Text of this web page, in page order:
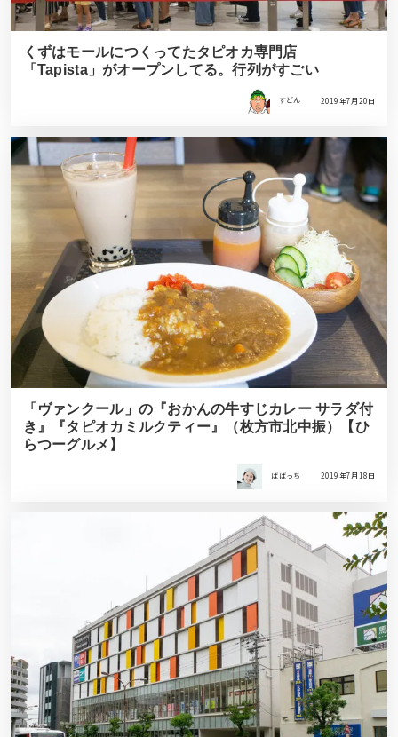
くずはモールにつくってたタピオカ専門店
「Tapista」がオープンしてる。行列がすごい
すどん 2019年7月20日
「ヴァンクール」の『おかんの牛すじカレー サラダ付
き』『タピオカミルクティー』（枚方市北中振）【ひ
らつーグルメ】
ばばっち 2019年7月18日